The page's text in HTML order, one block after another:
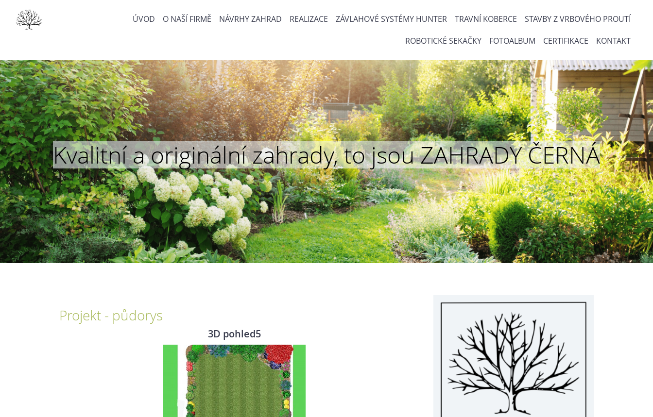
ÚVOD O NAŠÍ FIRMĚ NÁVRHY ZAHRAD REALIZACE ZÁVLAHOVÉ SYSTÉMY HUNTER TRAVNÍ KOBERCE STAVBY Z VRBOVÉHO PROUTÍ
ROBOTICKÉ SEKAČKY FOTOALBUM CERTIFIKACE KONTAKT
Kvalitní a originální zahrady, to jsou ZAHRADY ČERNÁ
Projekt - půdorys
3D pohled5